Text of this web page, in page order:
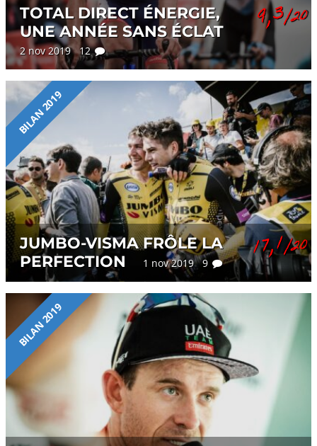
TOTAL DIRECT ÉNERGIE,
UNE ANNÉE SANS ÉCLAT
2 nov 2019 12
9,3/20
BILAN 2019
JUMBO-VISMA FRÔLE LA
PERFECTION
1 nov 2019 9
17,1/20
BILAN 2019